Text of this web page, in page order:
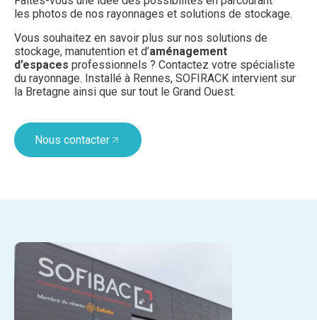
les photos de nos rayonnages et solutions de stockage.
Vous souhaitez en savoir plus sur nos solutions de
stockage, manutention et d’aménagement
d’espaces professionnels ? Contactez votre spécialiste
du rayonnage. Installé à Rennes, SOFIRACK intervient sur
la Bretagne ainsi que sur tout le Grand Ouest.
Nous contacter